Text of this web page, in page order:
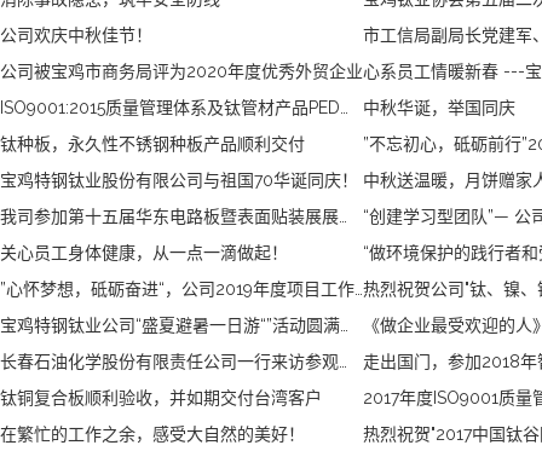
公司欢庆中秋佳节！
公司被宝鸡市商务局评为2020年度优秀外贸企业
中秋华诞，举国同庆
钛种板，永久性不锈钢种板产品顺利交付
宝鸡特钢钛业股份有限公司与祖国70华诞同庆！
中秋送温暖，月饼赠家
关心员工身体健康，从一点一滴做起！
走出国门，参加2018
钛铜复合板顺利验收，并如期交付台湾客户
在繁忙的工作之余，感受大自然的美好！